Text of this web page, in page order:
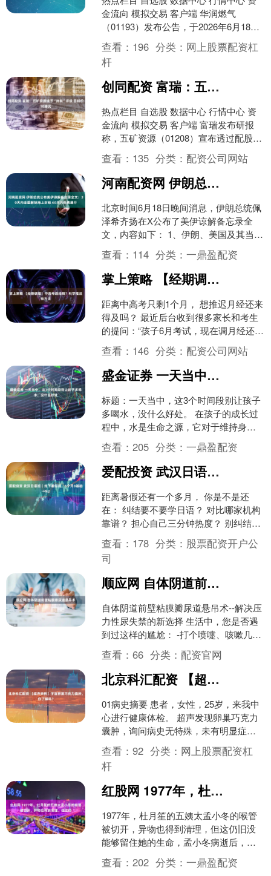
金流向 模拟交易 客户端 华润燃气
（01193）发布公告，于2026年6月18日
斥资1214.92万港元回购76.64万....
查看： 196 分类： 网上股票配资杠
杆
创同配资 富瑞：五矿资源续予“持有”评级 目标价10港元
热点栏目 自选股 数据中心 行情中心 资
金流向 模拟交易 客户端 富瑞发布研报
称，五矿资源（01208）宣布透过配股及
发行可换股债券，以募集16亿美元。该
行续予....
查看： 135 分类：配资公司网站
河南配资网 伊朗总统公布美伊谅解备忘录全文：30天内全面解除海上封锁 60天内免费通行
北京时间6月18日晚间消息，伊朗总统佩
泽希齐扬在X公布了美伊谅解备忘录全
文，内容如下： 1、伊朗、美国及其当前
战争中的盟国，通过签署本谅解备忘
录，宣布在包括黎巴....
查看： 114 分类：一鼎盈配资
掌上策略 【经期调理】中高考遇经期？科学推迟有方法
距离中高考只剩1个月， 想推迟月经还来
得及吗？ 最近后台收到很多家长和考生
的提问：“孩子6月考试，现在调月经还来
得及吗？”“自行买药会不会有风险？”今
天就来给大....
查看： 146 分类：配资公司网站
盛金证券 一天当中，这3个时间段别让孩子多喝水，没什么好处
标题：一天当中，这3个时间段别让孩子
多喝水，没什么好处。 在孩子的成长过
程中，水是生命之源，它对于维持身体
健康和促进新陈代谢至关重要。然而，
并非所有的时间都适合....
查看：205 分类：一鼎盈配资
爱配投资 武汉日语班｜线下暑假班，5个月0基础→N2
距离暑假还有一个多月， 你是不是还
在： 纠结要不要学日语？ 对比哪家机构
靠谱？ 担心自己三分钟热度？ 别纠结
了，平成·日语暑假班预热启动🔥 现在咨
询，正好赶得上....
查看： 178 分类： 股票配资开户公
司
顺应网 自体阴道前壁粘膜瓣尿道悬吊术
自体阴道前壁粘膜瓣尿道悬吊术--解决压
力性尿失禁的新选择 生活中，您是否遇
到过这样的尴尬： -打个喷嚏、咳嗽几
声，裤子就湿了一小片 -健身、晨跑，突
然感觉下面“....
查看：66 分类：配资官网
北京科汇配资 【超声病例】子宫卵巢巧克力囊肿，你了解吗？
01病史摘要 患者，女性，25岁，来我中
心进行健康体检。 超声发现卵巢巧克力
囊肿，询问病史无特殊，未有明显症
状。 02超声图像 03超声报告 超声提示：
子宫上....
查看：92 分类： 网上股票配资杠
杆
红股网 1977年，杜月笙的五姨太孟小冬的喉管被切开，异物也得到清理，但这仍
1977年，杜月笙的五姨太孟小冬的喉管
被切开，异物也得到清理，但这仍旧没
能够留住她的生命，孟小冬病逝后，围
在病床前的杜家儿女潸然泪下，放声痛
哭！ 很多人记住孟小....
查看：202 分类：一鼎盈配资